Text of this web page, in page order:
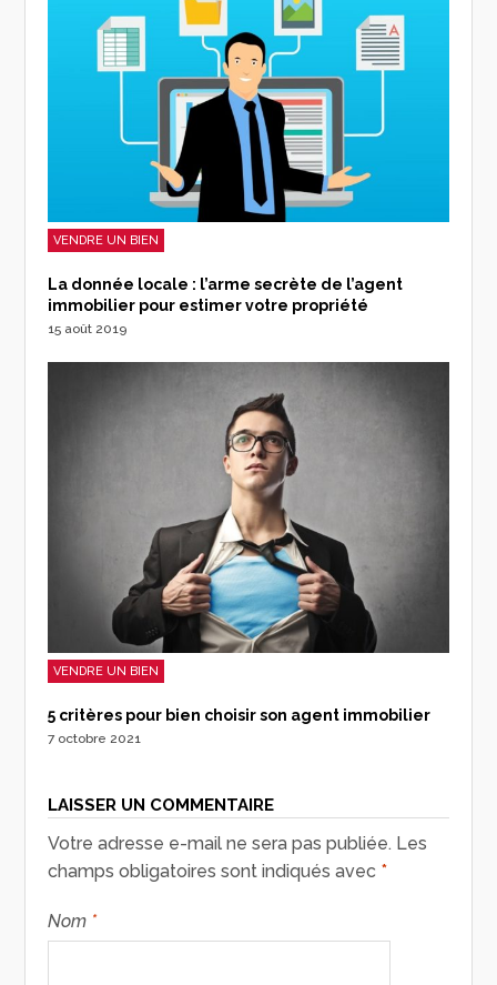
VENDRE UN BIEN
La donnée locale : l’arme secrète de l’agent
immobilier pour estimer votre propriété
15 août 2019
VENDRE UN BIEN
5 critères pour bien choisir son agent immobilier
7 octobre 2021
LAISSER UN COMMENTAIRE
Votre adresse e-mail ne sera pas publiée. Les
champs obligatoires sont indiqués avec *
Nom *